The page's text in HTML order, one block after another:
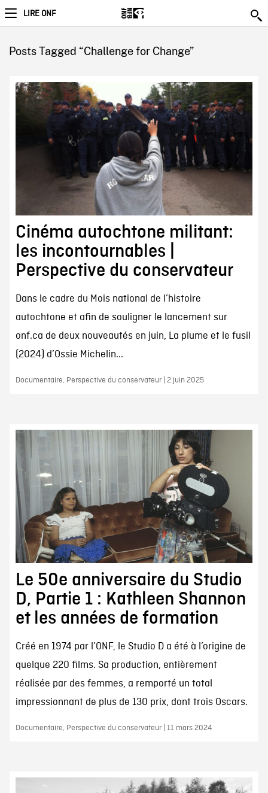
LIRE ONF
Posts Tagged “Challenge for Change”
Cinéma autochtone militant:
les incontournables |
Perspective du conservateur
Dans le cadre du Mois national de l’histoire
autochtone et afin de souligner le lancement sur
onf.ca de deux nouveautés en juin, La plume et le fusil
(2024) d’Ossie Michelin...
Documentaire, Perspective du conservateur | 2 juin 2025
Le 50e anniversaire du Studio
D, Partie 1 : Kathleen Shannon
et les années de formation
Créé en 1974 par l’ONF, le Studio D a été à l’origine de
quelque 220 films. Sa production, entièrement
réalisée par des femmes, a remporté un total
impressionnant de plus de 130 prix, dont trois Oscars.
Documentaire, Perspective du conservateur | 11 mars 2024